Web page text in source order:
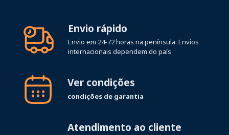
Envio rápido
Envio em 24-72 horas na península. Envios
internacionais dependem do país
Ver condições
condições de garantia
Atendimento ao cliente